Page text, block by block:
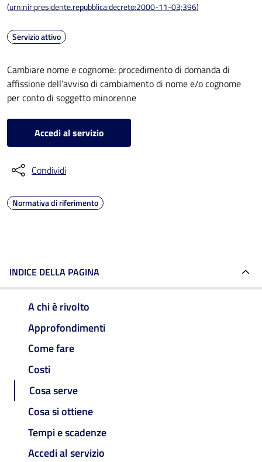
(urn:nir:presidente.repubblica:decreto:2000-11-03;396)
Servizio attivo
Cambiare nome e cognome: procedimento di domanda di
affissione dell’avviso di cambiamento di nome e/o cognome
per conto di soggetto minorenne
Accedi al servizio
Condividi
Normativa di riferimento
INDICE DELLA PAGINA
A chi è rivolto
Approfondimenti
Come fare
Costi
Cosa serve
Cosa si ottiene
Tempi e scadenze
Accedi al servizio